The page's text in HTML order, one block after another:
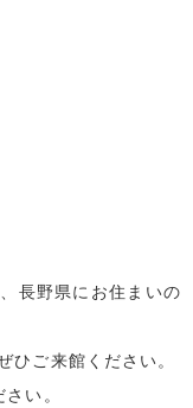
長野県にお住まいの
ご来館ください。
い。